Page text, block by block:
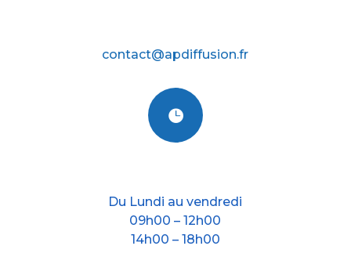
contact@apdiffusion.fr

Du Lundi au vendredi
09h00 – 12h00
14h00 – 18h00